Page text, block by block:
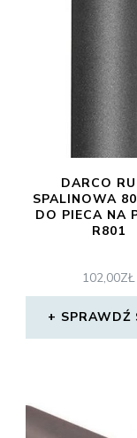
DARCO
SPALINOWA
DO PIECA NA
R801
102,00ZŁ
SPRAWDŹ